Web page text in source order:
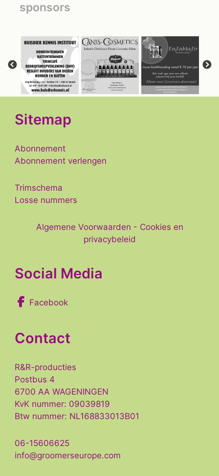
sponsors
Sitemap
Abonnement
Abonnement verlengen
Trimschema
Losse nummers
Algemene Voorwaarden - Cookies en
privacybeleid
Social Media
Facebook
Contact
R&R-producties
Postbus 4
6700 AA WAGENINGEN
KvK nummer: 09039819
Btw nummer: NL168833013B01
06-15606625
info@groomerseurope.com